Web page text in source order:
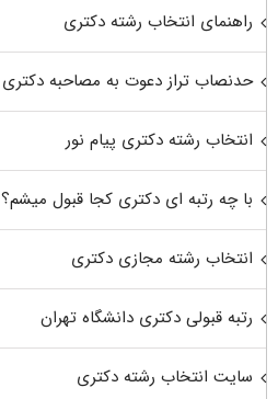
راهنمای انتخاب رشته دکتری
حدنصاب تراز دعوت به مصاحبه دکتری
انتخاب رشته دکتری پیام نور
با چه رتبه ای دکتری کجا قبول میشم؟
انتخاب رشته مجازی دکتری
رتبه قبولی دکتری دانشگاه تهران
سایت انتخاب رشته دکتری